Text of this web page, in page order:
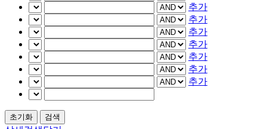
추가
추가
추가
추가
추가
추가
추가